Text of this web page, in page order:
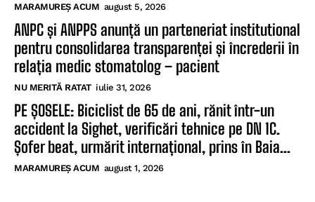
MARAMUREȘ ACUM august 5, 2026
ANPC și ANPPS anunță un parteneriat institutional
pentru consolidarea transparenței și încrederii în
relația medic stomatolog – pacient
NU MERITĂ RATAT iulie 31, 2026
PE ȘOSELE: Biciclist de 65 de ani, rănit într-un
accident la Sighet, verificări tehnice pe DN 1C.
Șofer beat, urmărit internațional, prins în Baia...
MARAMUREȘ ACUM august 1, 2026